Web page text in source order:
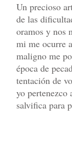
Un precioso
de las
oramos y nos
mi me ocurre
maligno me
época de
tentación de
yo
salvifica para